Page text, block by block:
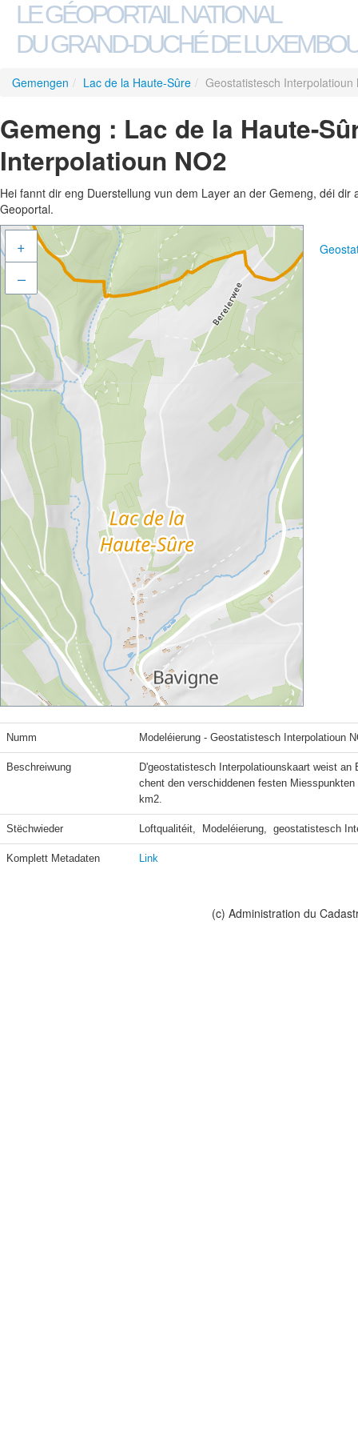
LE GÉOPORTAIL NATIONAL
DU GRAND-DUCHÉ DE
Gemengen / Lac de la Haute-Sûre / Geostatistesch Interpolatioun
Gemeng : Lac de la Haute-
Interpolatioun NO2
Hei fannt dir eng Duerstellung vun dem Layer an der Gemeng, déi
Geoportal.
+
–
Numm Modeléierung - Geostatistesch Interpolatioun
Beschreiwung
D'geostatistesch Interpolatiounskaart weist
chent den verschiddenen festen
km2.
Stëchwieder Loftqualitéit,  Modeléierung,  geostatistesch
Komplett Metadaten Link
(c) Administration du